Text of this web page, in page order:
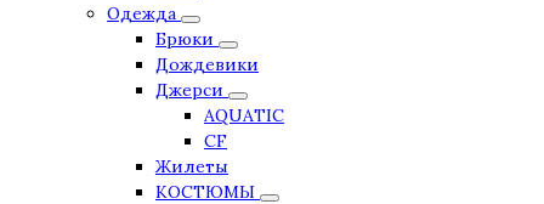
Одежда
Брюки
Дождевики
Джерси
AQUATIC
CF
Жилеты
КОСТЮМЫ